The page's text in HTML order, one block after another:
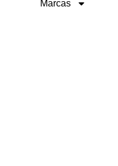
Marcas